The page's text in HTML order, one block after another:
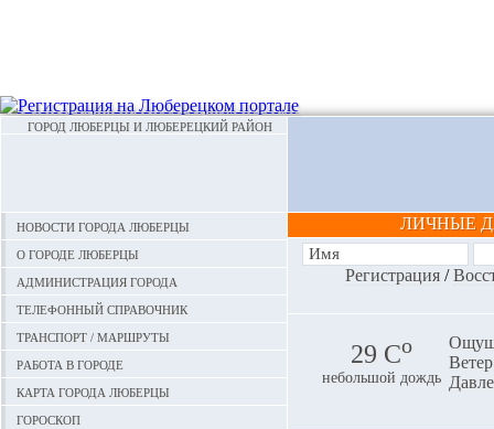
ГОРОД ЛЮБЕРЦЫ И ЛЮБЕРЕЦКИЙ РАЙОН
Новости города Люберцы
О городе Люберцы
Администрация города
Телефонный справочник
Транспорт / маршруты
Работа в городе
Карта города Люберцы
Гороскоп
ЛИЧНЫЕ
Регистрация/
29 Сo
небольшой дождь